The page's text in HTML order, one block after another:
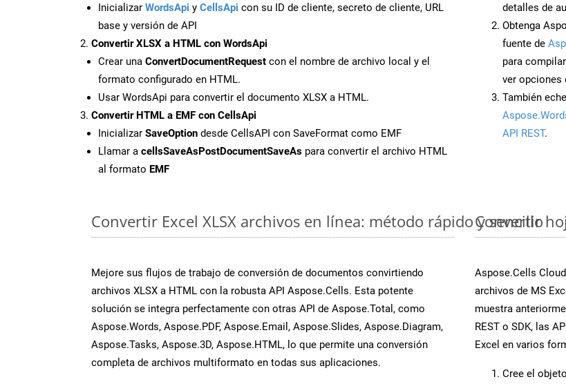
Inicializar WordsApi y CellsApi con su ID de cliente, secreto de cliente, URL
base y versión de API
Convertir XLSX a HTML con WordsApi
Crear una ConvertDocumentRequest con el nombre de archivo local y el
formato configurado en HTML.
Usar WordsApi para convertir el documento XLSX a HTML.
Convertir HTML a EMF con CellsApi
Inicializar SaveOption desde CellsAPI con SaveFormat como EMF
Llamar a cellsSaveAsPostDocumentSaveAs para convertir el archivo HTML
al formato EMF
detalles de
Obtenga
fuente de
para
ver opciones
También
API REST.
Convertir Excel XLSX archivos en línea: método rápido y sencillo
Mejore sus flujos de trabajo de conversión de documentos convirtiendo
archivos XLSX a HTML con la robusta API Aspose.Cells. Esta potente
solución se integra perfectamente con otras API de Aspose.Total, como
Aspose.Words, Aspose.PDF, Aspose.Email, Aspose.Slides, Aspose.Diagram,
Aspose.Tasks, Aspose.3D, Aspose.HTML, lo que permite una conversión
completa de archivos multiformato en todas sus aplicaciones.
Convertir
Aspose.Cells
archivos de MS
muestra
REST o SDK, las
Excel en varios
Cree el objeto